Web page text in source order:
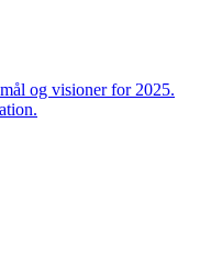
og visioner for 2025.